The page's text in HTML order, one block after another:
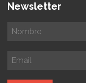
Newsletter